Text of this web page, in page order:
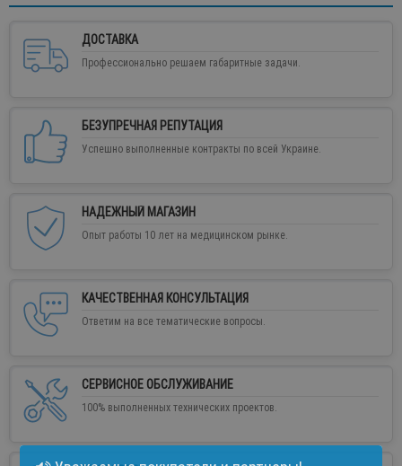
ДОСТАВКА
Профессионально решаем габаритные задачи.
БЕЗУПРЕЧНАЯ РЕПУТАЦИЯ
Успешно выполненные контракты по всей Украине.
НАДЕЖНЫЙ МАГАЗИН
Опыт работы 10 лет на медицинском рынке.
КАЧЕСТВЕННАЯ КОНСУЛЬТАЦИЯ
Ответим на все тематические вопросы.
СЕРВИСНОЕ ОБСЛУЖИВАНИЕ
100% выполненных технических проектов.